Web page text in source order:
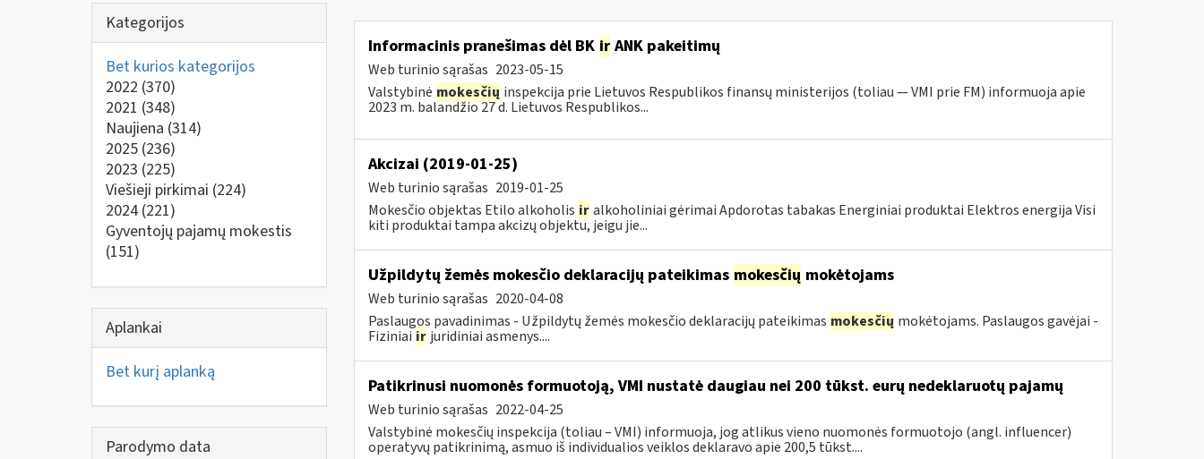
Kategorijos
Bet kurios kategorijos
2022 (370)
2021 (348)
Naujiena (314)
2025 (236)
2023 (225)
Viešieji pirkimai (224)
2024 (221)
Gyventojų pajamų mokestis
(151)
Aplankai
Bet kurį aplanką
Parodymo data
Informacinis pranešimas dėl BK irANK pakeitimų
Web turinio sąrašas 2023-05-15
Valstybinė mokesčių inspekcija prie Lietuvos Respublikos finansų ministerijos (toliau — VMI prie FM) informuoja apie
2023 m. balandžio 27 d. Lietuvos Respublikos...
Akcizai (2019-01-25)
Web turinio sąrašas 2019-01-25
Mokesčio objektas Etilo alkoholis ir alkoholiniai gėrimai Apdorotas tabakas Energiniai produktai Elektros energija Visi
kiti produktai tampa akcizų objektu, jeigu jie...
Užpildytų žemės mokesčio deklaracijų pateikimas mokesčių mokėtojams
Web turinio sąrašas 2020-04-08
Paslaugos pavadinimas - Užpildytų žemės mokesčio deklaracijų pateikimas mokesčių mokėtojams. Paslaugos gavėjai -
Fiziniai ir juridiniai asmenys....
Patikrinusi nuomonės formuotoją, VMI nustatė daugiau nei 200 tūkst. eurų nedeklaruotų pajamų
Web turinio sąrašas 2022-04-25
Valstybinė mokesčių inspekcija (toliau – VMI) informuoja, jog atlikus vieno nuomonės formuotojo (angl. influencer)
operatyvų patikrinimą, asmuo iš individualios veiklos deklaravo apie 200,5 tūkst....